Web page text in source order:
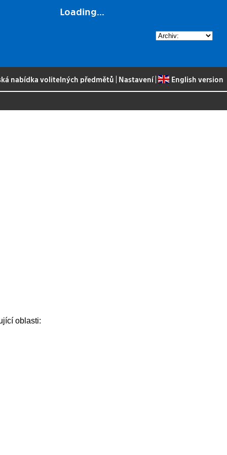
Loading...
nabídka volitelných předmětů Nastavení| English version
oblasti: